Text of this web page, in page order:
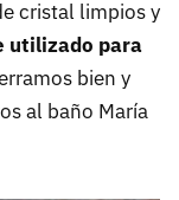
cristal limpios y
utilizado para
bien y
al baño María